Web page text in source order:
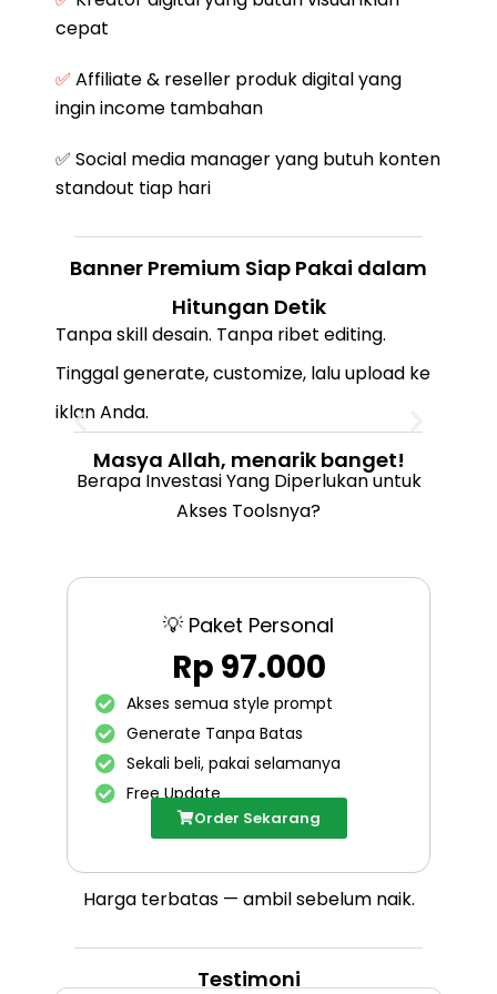
cepat
✅ Affiliate & reseller produk digital yang
ingin income tambahan
✅ Social media manager yang butuh konten
standout tiap hari
Banner Premium Siap Pakai dalam
Hitungan Detik
Tanpa skill desain. Tanpa ribet editing.
Tinggal generate, customize, lalu upload ke
iklan Anda.
Masya Allah, menarik banget!
Berapa Investasi Yang Diperlukan untuk
Akses Toolsnya?
💡 Paket Personal
Rp 97.000
Akses semua style prompt
Generate Tanpa Batas
Sekali beli, pakai selamanya
Free Update
Order Sekarang
Harga terbatas — ambil sebelum naik.
Testimoni